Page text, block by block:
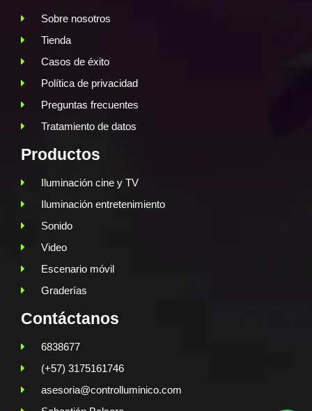
Sobre nosotros
Tienda
Casos de éxito
Política de privacidad
Preguntas frecuentes
Tratamiento de datos
Productos
Iluminación cine y TV
Iluminación entretenimiento
Sonido
Video
Escenario móvil
Graderías
Contáctanos
6838677
(+57) 3175161746
asesoria@controlluminico.com